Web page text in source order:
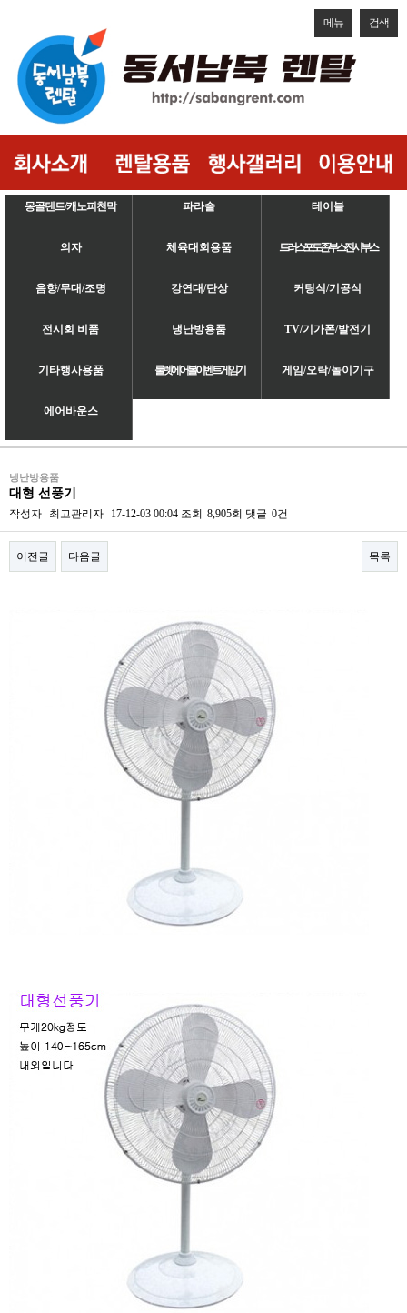
메뉴 검색
몽골텐트/캐노피천막 파라솔 테이블
의자 체육대회용품 트러스/포토존/부스/전시부스
음향/무대/조명 강연대/단상 커팅식/기공식
전시회 비품 냉난방용품 TV/기가폰/발전기
기타행사용품 룰렛/에어볼/이벤트게임기 게임/오락/놀이기구
에어바운스
냉난방용품
대형 선풍기
작성자 최고관리자 17-12-03 00:04 조회 8,905회 댓글 0건
이전글 다음글 목록